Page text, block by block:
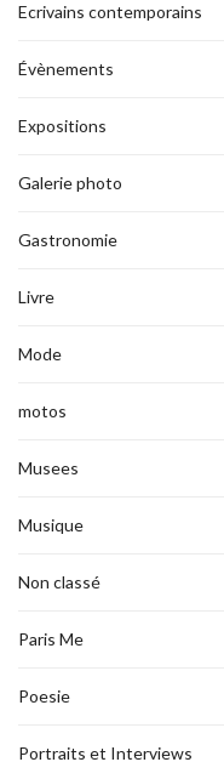
Ecrivains contemporains
Évènements
Expositions
Galerie photo
Gastronomie
Livre
Mode
motos
Musees
Musique
Non classé
Paris Me
Poesie
Portraits et Interviews